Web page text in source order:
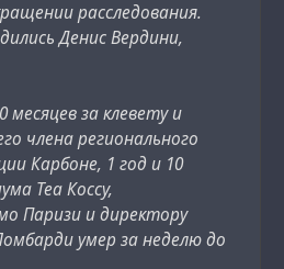
расследования.
Денис Вердини,
за клевету и
члена регионального
Карбоне, 1 год и 10
Теа Коссу,
Паризи и директору
умер за неделю до